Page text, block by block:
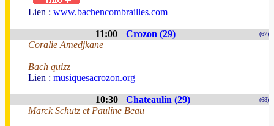
Lien : www.bachencombrailles.com
11:00 Crozon (29) (67)
Coralie Amedjkane
Bach quizz
Lien : musiquesacrozon.org
10:30 Chateaulin (29) (68)
Marck Schutz et Pauline Beau